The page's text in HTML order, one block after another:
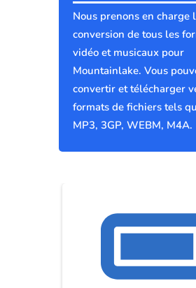
Nous prenons en charge
conversion de tous les
vidéo et musicaux pour
Mountainlake. Vous
convertir et télécharger
formats de fichiers tels
MP3, 3GP, WEBM, M4A.